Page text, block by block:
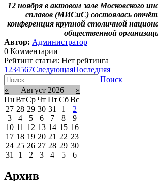
12 ноября в актовом зале Московского
сплавов (МИСиС) состоялась
конференция крупной столичной
общественной
Автор: Администратор
0 Комментарии
Рейтинг статьи: Нет рейтинга
1 234567СледующаяПоследняя
Поиск
«
Август 2026
»
ПнВтСрЧт Пт Сб Вс
27 28 29 30 31 1
2
3
4 5 6 7 8
9
10 11 12 13 14 15 16
17 18 19 20 21 22 23
24 25 26 27 28 29 30
31
1 2 3 4 5 6
Архив